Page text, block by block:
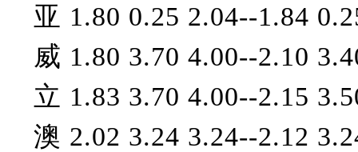
亚 1.80 0.25 2.04--1.84
威 1.80 3.70 4.00--2.10
立 1.83 3.70 4.00--2.15
澳 2.02 3.24 3.24--2.12